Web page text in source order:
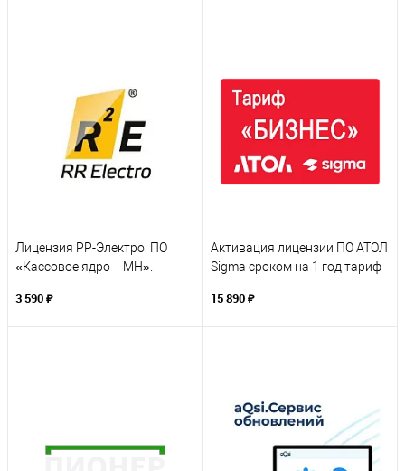
Лицензия РР-Электро: ПО
«Кассовое ядро – МН».
на 12 месяцев)
3 590 ₽
Активация лицензии ПО АТОЛ
Sigma сроком на 1 год тариф
15 890 ₽